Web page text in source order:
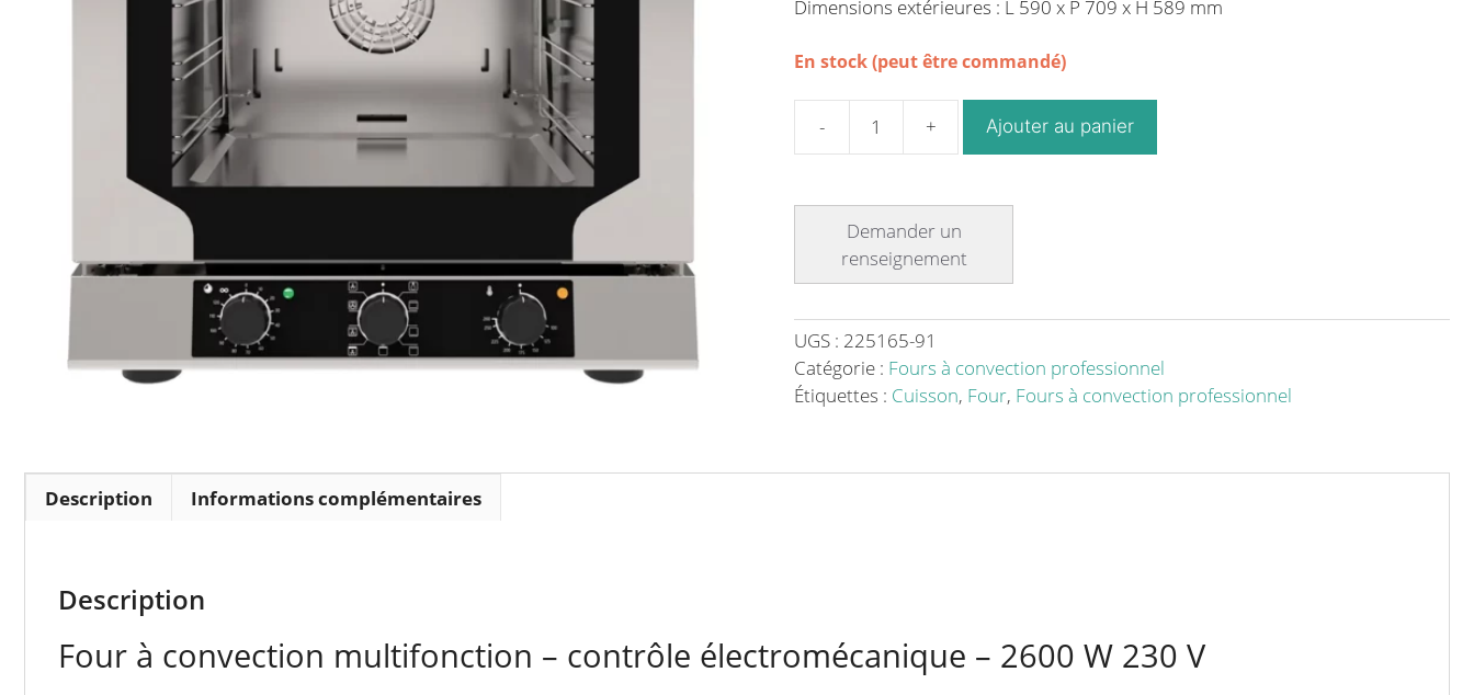
Dimensions extérieures : L 590 x P 709 x H 589 mm
En stock (peut être commandé)
multifonction
contrôle
électromécanique
-
2600
230
Ajouter au panier
UGS : 225165-91
Catégorie : Fours à convection professionnel
Étiquettes : Cuisson, Four, Fours à convection professionnel
Description Informations complémentaires
Description
Four à convection multifonction – contrôle électromécanique – 2600 W 230 V